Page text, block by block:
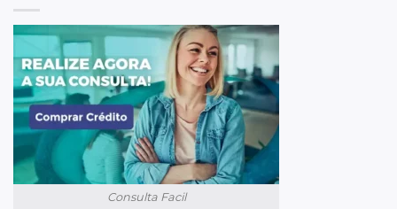
Consulta Facil